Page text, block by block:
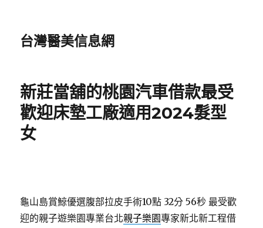
台灣醫美信息網
新莊當舖的桃園汽車借款最受
歡迎床墊工廠適用2024髮型
女
龜山島賞鯨優選腹部拉皮手術10點 32分 56秒 最受歡
迎的親子遊樂園專業台北親子樂園專家新北新工程借